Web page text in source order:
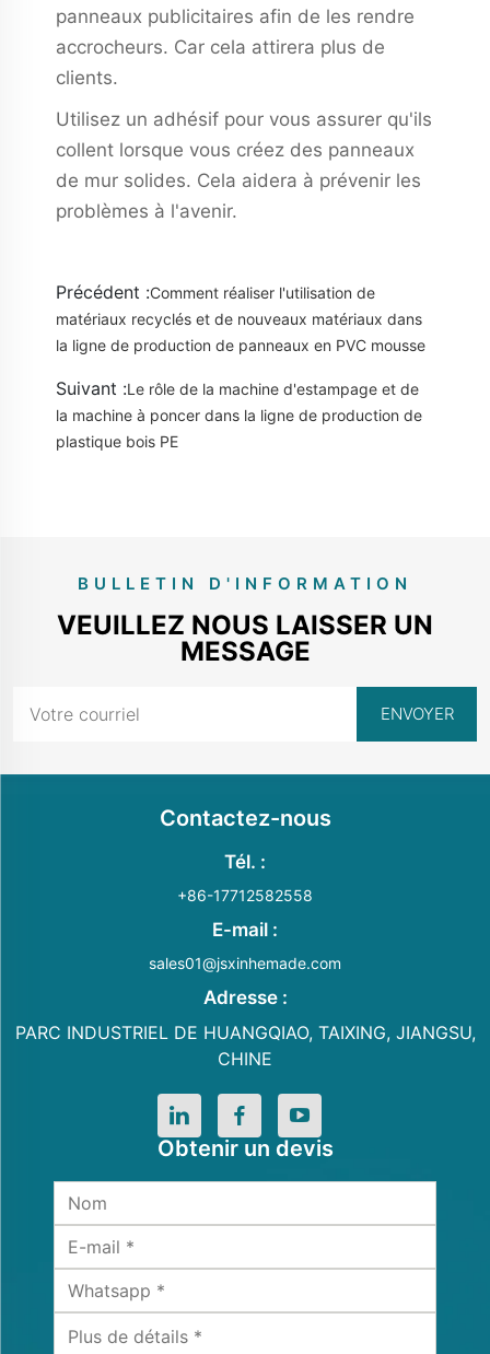
panneaux publicitaires afin de les rendre
accrocheurs. Car cela attirera plus de
clients.
Utilisez un adhésif pour vous assurer qu'ils
collent lorsque vous créez des panneaux
de mur solides. Cela aidera à prévenir les
problèmes à l'avenir.
Précédent :Comment réaliser l'utilisation de
matériaux recyclés et de nouveaux matériaux dans
la ligne de production de panneaux en PVC mousse
Suivant :Le rôle de la machine d'estampage et de
la machine à poncer dans la ligne de production de
plastique bois PE
BULLETIN D'INFORMATION
VEUILLEZ NOUS LAISSER UN
MESSAGE
Contactez-nous
Tél. :
+86-17712582558
E-mail :
sales01@jsxinhemade.com
Adresse :
PARC INDUSTRIEL DE HUANGQIAO, TAIXING, JIANGSU,
CHINE
Obtenir un devis